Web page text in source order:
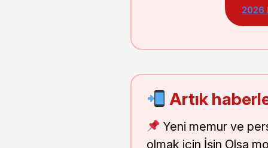
2026
Artık
Yeni memur ve
olmak için İşin Olsa